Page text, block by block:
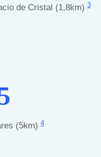
de Cristal (1,8km)3
(5km)4